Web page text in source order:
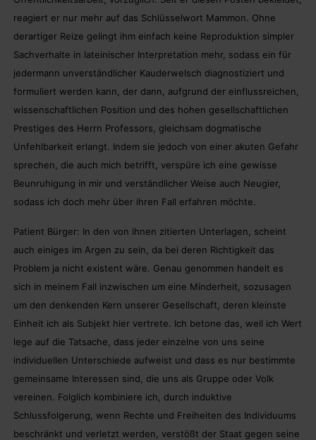
reagiert er nur mehr auf das Schlüsselwort Mammon. Ohne
derartiger Reize gelingt ihm einfach keine Reproduktion simpler
Sachverhalte in lateinischer Interpretation mehr, sodass ein für
jedermann unverständlicher Kauderwelsch diagnostiziert und
formuliert werden kann, der dann, aufgrund der einflussreichen,
wissenschaftlichen Position und des hohen gesellschaftlichen
Prestiges des Herrn Professors, gleichsam dogmatische
Unfehlbarkeit erlangt. Indem sie jedoch von einer akuten Gefahr
sprechen, die auch mich betrifft, verspüre ich eine gewisse
Beunruhigung in mir und verständlicher Weise auch Neugier,
sodass ich doch mehr über ihren Fall erfahren möchte.
Patient Bürger: In den von ihnen zitierten Unterlagen, scheint
auch einiges im Argen zu sein, da bei deren Richtigkeit das
Problem ja nicht existent wäre. Genau genommen handelt es
sich in meinem Fall inzwischen um eine Minderheit, sozusagen
um den denkenden Kern unserer Gesellschaft, deren kleinste
Einheit ich als Subjekt hier vertrete. Ich betone das, weil ich Wert
lege auf die Tatsache, dass jeder einzelne von uns seine
individuellen Unterschiede aufweist und dass es nur bestimmte
gemeinsame Interessen sind, die uns als Gruppe oder Volk
vereinen. Folglich kombiniere ich, durch induktive
Schlussfolgerung, wenn Rechte und Freiheiten des Individuums
beschränkt und verletzt werden, verstößt der Staat gegen seine